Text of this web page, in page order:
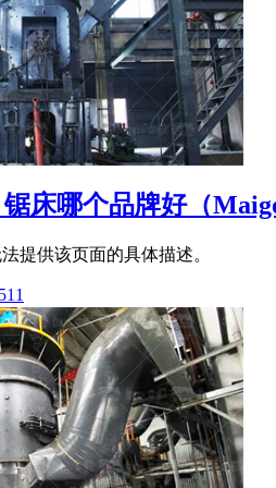
床哪个品牌好（
提供该页面的具体描述。